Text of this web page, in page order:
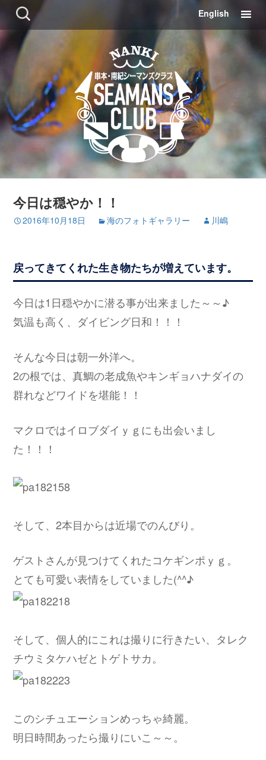
検
索:
コ
ン
ツ
に
English
今日は穏やか！！
2016年10月18日 海のフォトギャラリー 川嶋
戻ってきてくれた生き物たちが増えています。
今日は1日穏やかに潜る事が出来ました～～♪
気温も高く、ダイビング日和！！！
そんな今日は朝一外洋へ。
2の根では、真鯛の老成魚やキンギョハナダイの
群れなどワイドを堪能！！
マクロではイロブダイｙｇにも出会いまし
た！！！
そして、2本目からは近場でのんびり。
ゲストさんが見つけてくれたコケギンポｙｇ。
とても可愛い表情をしていました(^^♪
そして、個人的にこれは撮りに行きたい、タレク
チウミタケハゼとトゲトサカ。
このシチュエーションめっちゃ綺麗。
明日時間あったら撮りにいこ～～。